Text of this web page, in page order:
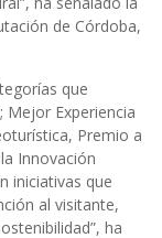
de Córdoba,
que
Mejor Experiencia
Premio a
Innovación
iniciativas que
al visitante,
ha